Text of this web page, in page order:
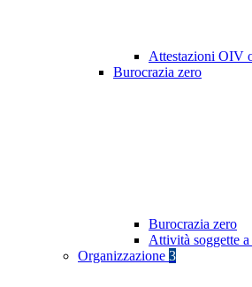
Attestazioni OIV
Burocrazia zero
Burocrazia zero
Attività soggette
Organizzazione 3